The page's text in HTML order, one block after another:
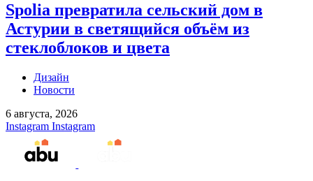
Spolia превратила сельский дом в
Астурии в светящийся объём из
стеклоблоков и цвета
Дизайн
Новости
6 августа, 2026
Instagram Instagram